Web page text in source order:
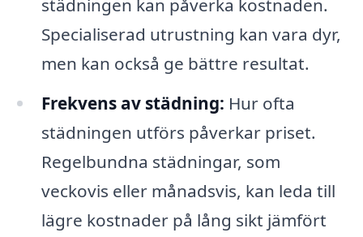
Specialiserad utrustning kan vara dyr,
men kan också ge bättre resultat.
Frekvens av städning: Hur ofta
städningen utförs påverkar priset.
Regelbundna städningar, som
veckovis eller månadsvis, kan leda till
lägre kostnader på lång sikt jämfört